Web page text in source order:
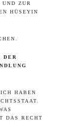
ZUR
HÜSEYIN
DER
HABEN W
W
U
RECHT G